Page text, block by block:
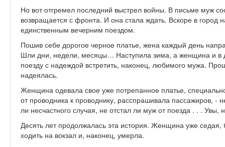
Но вот отгремел последний выстрел войны. В письме муж
возвращается с фронта. И она стала ждать. Вскоре в город
единственным вечерним поездом.
Пошив себе дорогое черное платье, жена каждый день
Шли дни, недели, месяцы… Наступила зима, а женщина и в
поезду с надеждой встретить, наконец, любимого мужа.
надеялась.
Женщина одевала свое уже потрепанное платье,
от проводника к проводнику, расспрашивала пассажиров, -
ли несчастного случая, не отстал ли муж от поезда . . . Увы,
Десять лет продолжалась эта история. Женщина уже
ходить на вокзал и, наконец, умерла.